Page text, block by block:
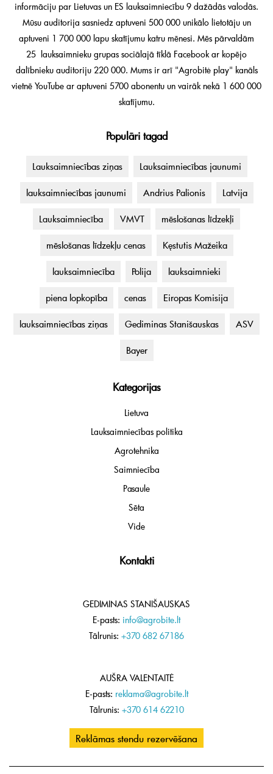
informāciju par Lietuvas un ES lauksaimniecību 9 dažādās valodās.
Mūsu auditorija sasniedz aptuveni 500 000 unikālo lietotāju un
aptuveni 1 700 000 lapu skatījumu katru mēnesi. Mēs pārvaldām
25 lauksaimnieku grupas sociālajā tīklā Facebook ar kopējo
dalībnieku auditoriju 220 000. Mums ir arī "Agrobitė play" kanāls
vietnē YouTube ar aptuveni 5700 abonentu un vairāk nekā 1 600 000
skatījumu.
Populāri tagad
Lauksaimniecības ziņas Lauksaimniecības jaunumi
lauksaimniecības jaunumi Andrius Palionis Latvija
Lauksaimniecība VMVT mēslošanas līdzekļi
mēslošanas līdzekļu cenas Kęstutis Mažeika
lauksaimniecība Polija lauksaimnieki
piena lopkopība cenas Eiropas Komisija
lauksaimniecības ziņas Gediminas Stanišauskas ASV
Bayer
Kategorijas
Lietuva
Lauksaimniecības politika
Agrotehnika
Saimniecība
Pasaule
Sēta
Vide
Kontakti
GEDIMINAS STANIŠAUSKAS
E-pasts: info@agrobite.lt
Tālrunis: +370 682 67186
AUŠRA VALENTAITĖ
E-pasts: reklama@agrobite.lt
Tālrunis: +370 614 62210
Reklāmas stendu rezervēšana